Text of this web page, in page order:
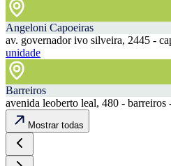
Angeloni Capoeiras
av. governador ivo silveira, 2445 -
unidade
Barreiros
avenida leoberto leal, 480 - barreiros
Mostrar todas